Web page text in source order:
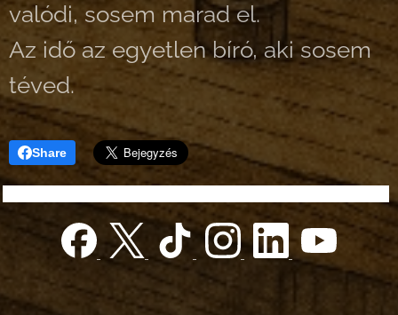
valódi, sosem marad el.
Az idő az egyetlen bíró, aki sosem
téved.
Share